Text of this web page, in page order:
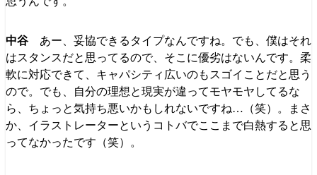
あー、妥協できるタイプなんですね。でも、僕はそれ
はスタンスだと思ってるので、そこに優劣はないんです。柔
軟に対応できて、キャパシティ広いのもスゴイことだと思う
ので。でも、自分の理想と現実が違ってモヤモヤしてるな
ら、ちょっと気持ち悪いかもしれないですね…（笑）。まさ
か、イラストレーターというコトバでここまで白熱すると思
ってなかったです（笑）。